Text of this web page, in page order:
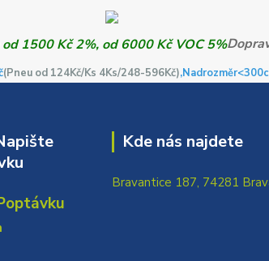
(Pneu od 124Kč/Ks 4Ks/248-596Kč)
Kde nás najdete
Bravantice 187, 74281